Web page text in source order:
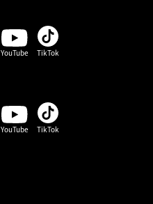
YouTube TikTok
YouTube TikTok